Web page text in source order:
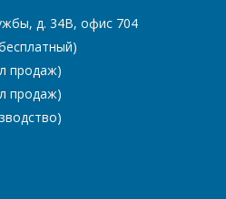
д. 34В, офис 704
продаж)
продаж)